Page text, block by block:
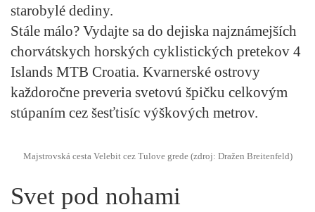
starobylé dediny.
Stále málo? Vydajte sa do dejiska najznámejších
chorvátskych horských cyklistických pretekov 4
Islands MTB Croatia. Kvarnerské ostrovy
každoročne preveria svetovú špičku celkovým
stúpaním cez šesťtisíc výškových metrov.
Majstrovská cesta Velebit cez Tulove grede (zdroj: Dražen Breitenfeld)
Svet pod nohami